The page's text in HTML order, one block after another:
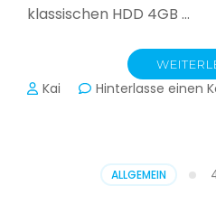
klassischen HDD 4GB …
Kai Hinterlasse einen
ALLGEMEIN